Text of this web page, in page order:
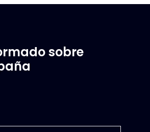
sobre